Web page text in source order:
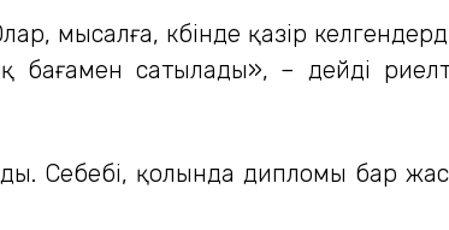
мысалға, көбінде қазір
бағамен сатылады», – дейді
Себебі, қолында дипломы бар